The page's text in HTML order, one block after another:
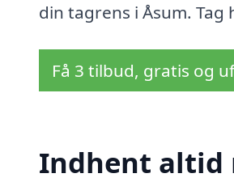
din tagrens i Åsum.
Få 3 tilbud, gratis og
Indhent altid